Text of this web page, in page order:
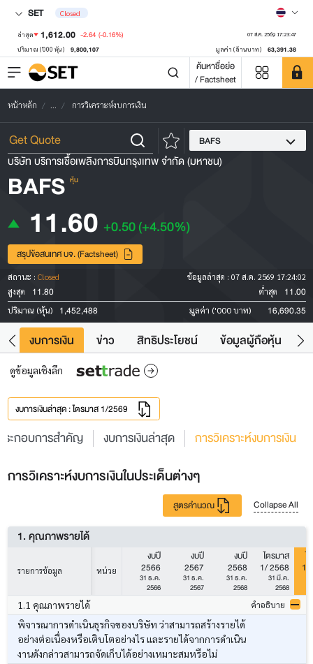
SET Closed
ล่าสุด 1,612.00 -2.64 (-0.16%) 07 ส.ค. 2569 17:23:47
ปริมาณ ('000 หุ้น) 9,800,107 มูลค่า (ล้านบาท) 63,391.38
ค้นหาชื่อย่อ
/ Factsheet
หน้าหลัก ... การวิเคราะห์งบการเงิน
BAFS
บริษัท บริการเชื้อเพลิงการบินกรุงเทพ จำกัด (มหาชน)
BAFS หุ้น
11.60 +0.50(+4.50%)
สรุปข้อสนเทศ บจ. (Factsheet)
สถานะ : Closed ข้อมูลล่าสุด : 07 ส.ค. 2569 17:24:02
สูงสุด
11.80 ต่ำสุด 11.00
ปริมาณ (หุ้น) 1,452,488 มูลค่า ('000 บาท) 16,690.35
งบการเงิน ข่าว สิทธิประโยชน์ ข้อมูลผู้ถือหุ้น
ดูข้อมูลเชิงลึก
งบการเงินล่าสุด : ไตรมาส 1/2569
ะกอบการสำคัญ งบการเงินล่าสุด การวิเคราะห์งบการเงิน
การวิเคราะห์งบการเงินในประเด็นต่างๆ
สูตรคำนวณ Collapse All
1. คุณภาพรายได้
รายการข้อมูล หน่วย
งบปี
2566
31 ธ.ค.
2566
งบปี
2567
31 ธ.ค.
2567
งบปี
2568
31 ธ.ค.
2568
ไตรมาส
1/ 2568
31 มี.ค.
2568
ไ
1/
1.1 คุณภาพรายได้ คำอธิบาย
พิจารณาการดำเนินธุรกิจของบริษัท ว่าสามารถสร้างรายได้
อย่างต่อเนื่องหรือเติบโตอย่างไร และรายได้จากการดำเนิน
งานดังกล่าวสามารถจัดเก็บได้อย่างเหมาะสมหรือไม่